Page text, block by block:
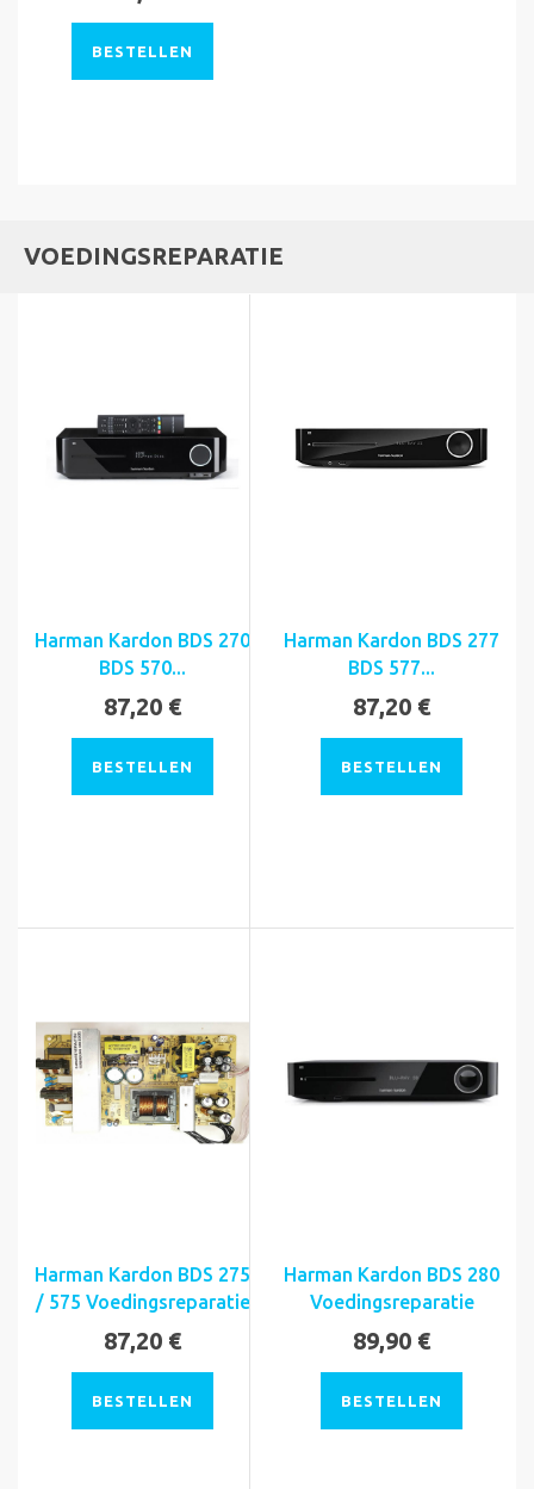
BESTELLEN
VOEDINGSREPARATIE
Harman Kardon BDS 270
BDS 570...
87,20 €
BESTELLEN
Harman Kardon BDS 277
BDS 577...
87,20 €
BESTELLEN
Harman Kardon BDS 275
/ 575 Voedingsreparatie
87,20 €
BESTELLEN
Harman Kardon BDS 280
Voedingsreparatie
89,90 €
BESTELLEN